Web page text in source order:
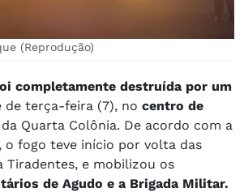
(Reprodução)
completamente destruída por um
de terça-feira (7), no centro de
Quarta Colônia. De acordo com a
o fogo teve início por volta das
Tiradentes, e mobilizou os
de Agudo e a Brigada Militar.